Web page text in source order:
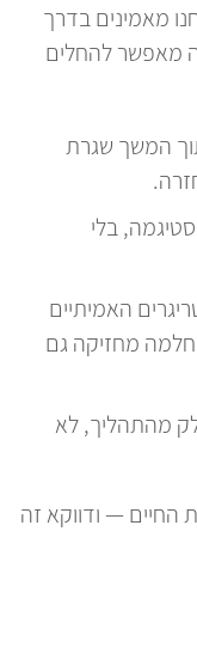
מאמינים בדרך
מאפשר להחלים
המשך שגרת
בלי
האמיתיים
מחזיקה גם
מהתהליך, לא
— ודווקא זה